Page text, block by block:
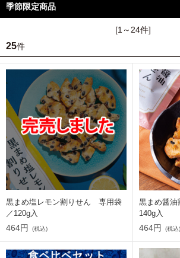
季節限定商品
[1～24件]
25件
黒まめ塩レモン割りせん 専用袋
／120g入
464円 (税込)
黒まめ醤
140g入
464円 (税込)